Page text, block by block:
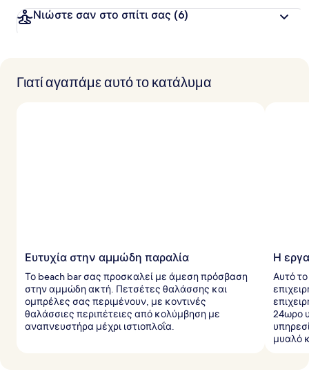
α
Νιώστε σαν στο σπίτι σας (6)
Γιατί αγαπάμε αυτό το κατάλυμα
Ευτυχία στην αμμώδη παραλία
Το beach bar σας προσκαλεί με άμεση πρόσβαση
στην αμμώδη ακτή. Πετσέτες θαλάσσης και
ομπρέλες σας περιμένουν, με κοντινές
θαλάσσιες περιπέτειες από κολύμβηση με
αναπνευστήρα μέχρι ιστιοπλοΐα.
Η
Αυτό
24ωρο
μυαλό